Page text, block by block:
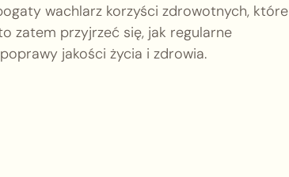
wachlarz korzyści zdrowotnych, które
zatem przyjrzeć się, jak regularne
jakości życia i zdrowia.